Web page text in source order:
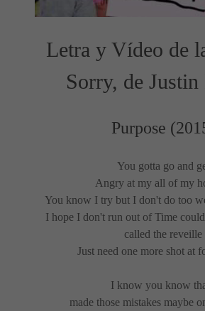
Letra y Vídeo de
Sorry, de
Purpose
You gotta go and
Angry at my all of my
You know I try but I don't do too
I hope I don't run out of Time
called the reveille
Just need one more shot at
I know you know
made those mistakes maybe